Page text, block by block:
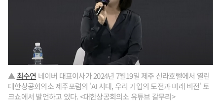
▲ 최수연 네이버 대표이사가 2024년 7월19일 제주 신라호텔에서 열린
대한상공회의소 제주포럼의 'AI 시대, 우리 기업의 도전과 미래 비전' 토
크쇼에서 발언하고 있다. <대한상공회의소 유튜브 갈무리>